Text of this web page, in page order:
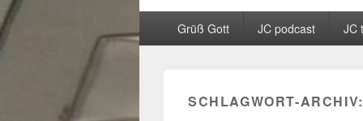
Menü
Grüß Gott JC podcast JC
SCHLAGWORT-